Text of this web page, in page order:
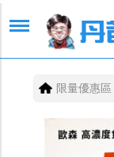
限量優惠區